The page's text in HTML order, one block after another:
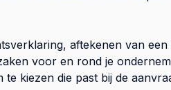
aftekenen van een
voor en rond je
kiezen die past bij de